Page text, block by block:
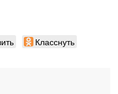
Класснуть